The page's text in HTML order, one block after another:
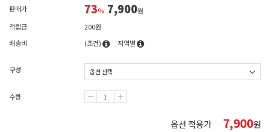
판매가
73% 7,900원
적립금
200원
배송비
(조건) 지역별
구성
수량
옵션 적용가 7,900원